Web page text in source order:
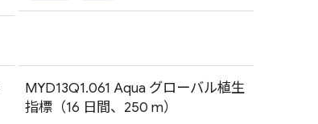
MYD13Q1.061 Aqua グローバル植生
指標（16 日間、250 m）